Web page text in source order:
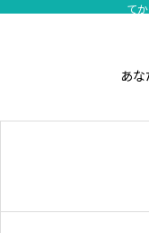
て
あ